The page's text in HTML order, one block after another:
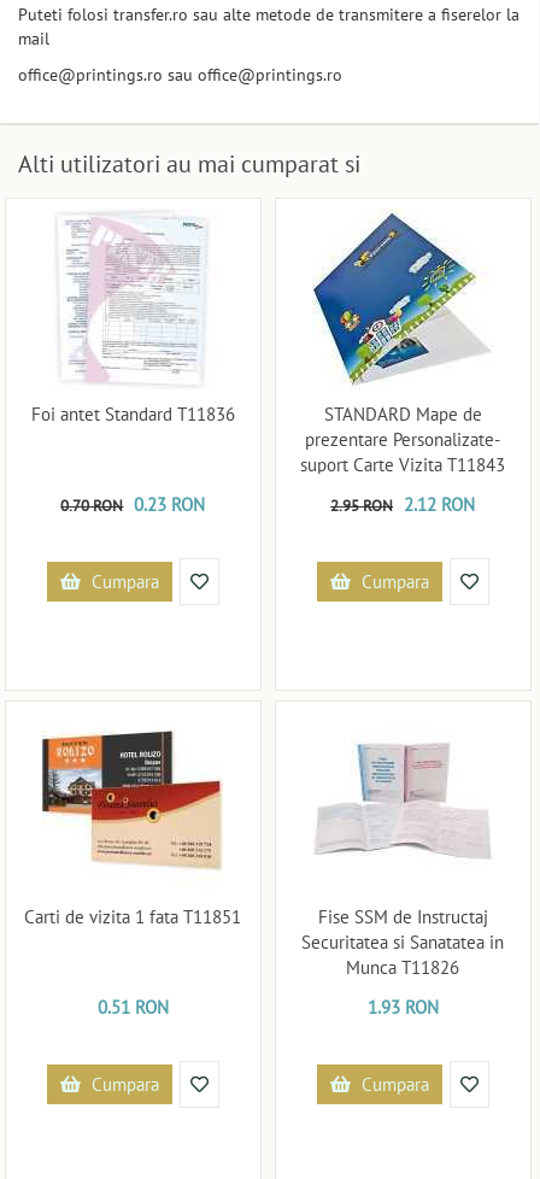
Puteti folosi transfer.ro sau alte metode de transmitere a fiserelor la
mail
office@printings.ro sau office@printings.ro
Alti utilizatori au mai cumparat si
Foi antet Standard T11836
0.70 RON 0.23 RON
Cumpara
STANDARD Mape de
prezentare Personalizate-
suport Carte Vizita T11843
2.95 RON 2.12 RON
Cumpara
Carti de vizita 1 fata T11851
0.51 RON
Cumpara
Fise SSM de Instructaj
Securitatea si Sanatatea in
Munca T11826
1.93 RON
Cumpara